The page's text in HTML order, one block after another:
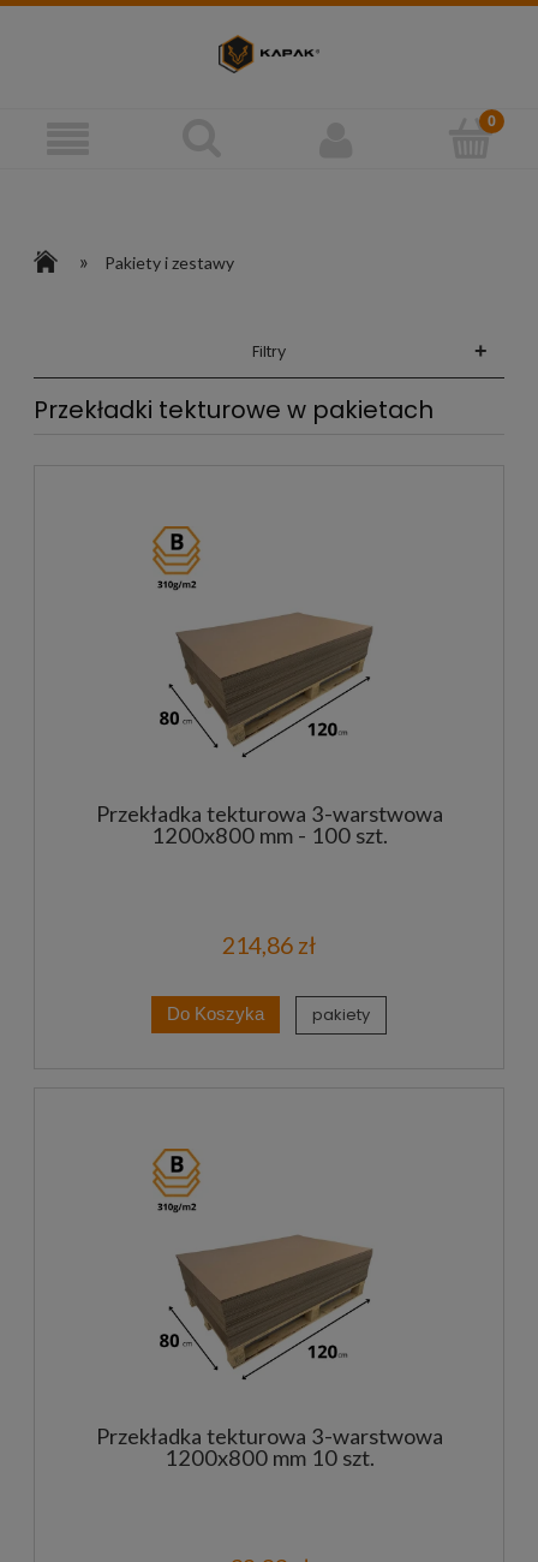
» Pakiety i zestawy
Filtry +
Przekładki tekturowe w pakietach
Przekładka tekturowa 3-warstwowa
1200x800 mm - 100 szt.
214,86 zł
Do Koszyka pakiety
Przekładka tekturowa 3-warstwowa
1200x800 mm 10 szt.